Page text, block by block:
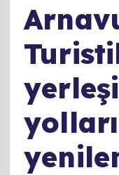
yolları